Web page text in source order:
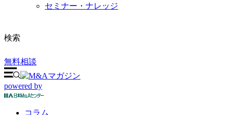
セミナー・ナレッジ
検索
無料相談
powered by
コラム